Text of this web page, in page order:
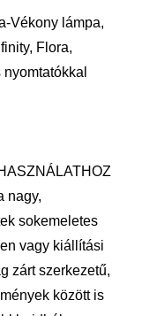
Vékony lámpa,
Flora,
nagy,
sokemeletes
vagy kiállítási
zárt szerkezetű,
között is